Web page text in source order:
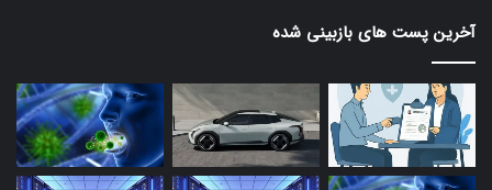
آخرین پست های بازبینی شده